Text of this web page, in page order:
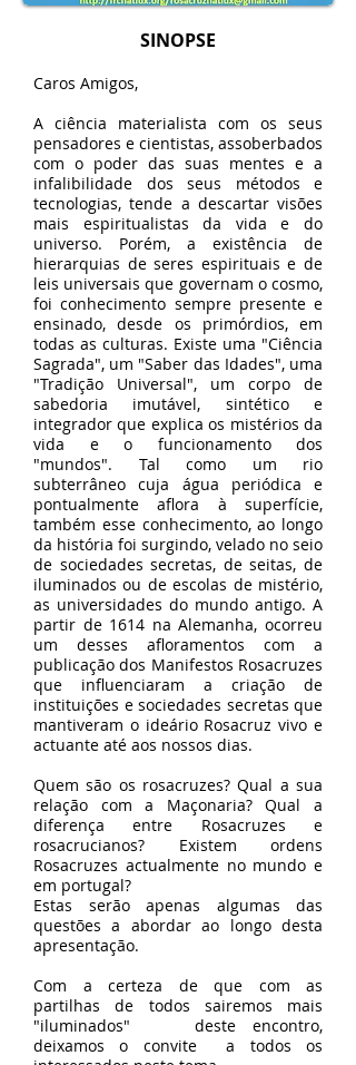
SINOPSE
Caros Amigos,
A ciência materialista com os seus
pensadores e cientistas, assoberbados
com o poder das suas mentes e a
infalibilidade dos seus métodos e
tecnologias, tende a descartar visões
mais espiritualistas da vida e do
universo. Porém, a existência de
hierarquias de seres espirituais e de
leis universais que governam o cosmo,
foi conhecimento sempre presente e
ensinado, desde os primórdios, em
todas as culturas. Existe uma "Ciência
Sagrada", um "Saber das Idades", uma
"Tradição Universal", um corpo de
sabedoria imutável, sintético e
integrador que explica os mistérios da
vida e o funcionamento dos
"mundos". Tal como um rio
subterrâneo cuja água periódica e
pontualmente aflora à superfície,
também esse conhecimento, ao longo
da história foi surgindo, velado no seio
de sociedades secretas, de seitas, de
iluminados ou de escolas de mistério,
as universidades do mundo antigo. A
partir de 1614 na Alemanha, ocorreu
um desses afloramentos com a
publicação dos Manifestos Rosacruzes
que influenciaram a criação de
instituições e sociedades secretas que
mantiveram o ideário Rosacruz vivo e
actuante até aos nossos dias.
Quem são os rosacruzes? Qual a sua
relação com a Maçonaria? Qual a
diferença entre Rosacruzes e
rosacrucianos? Existem ordens
Rosacruzes actualmente no mundo e
em portugal?
Estas serão apenas algumas das
questões a abordar ao longo desta
apresentação.
Com a certeza de que com as
partilhas de todos sairemos mais
"iluminados" deste encontro,
deixamos o convite a todos os